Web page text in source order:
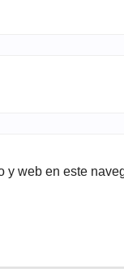
y web en este